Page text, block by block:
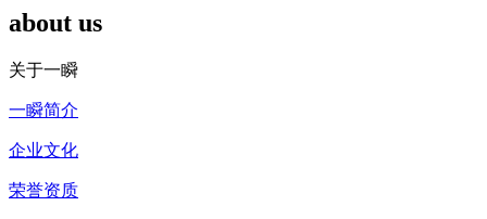
about us
关于一瞬
一瞬简介
企业文化
荣誉资质